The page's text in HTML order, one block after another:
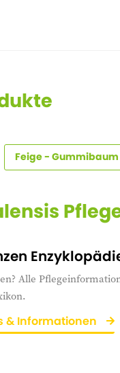
Feige - Gummibaum
Alle
& Informationen